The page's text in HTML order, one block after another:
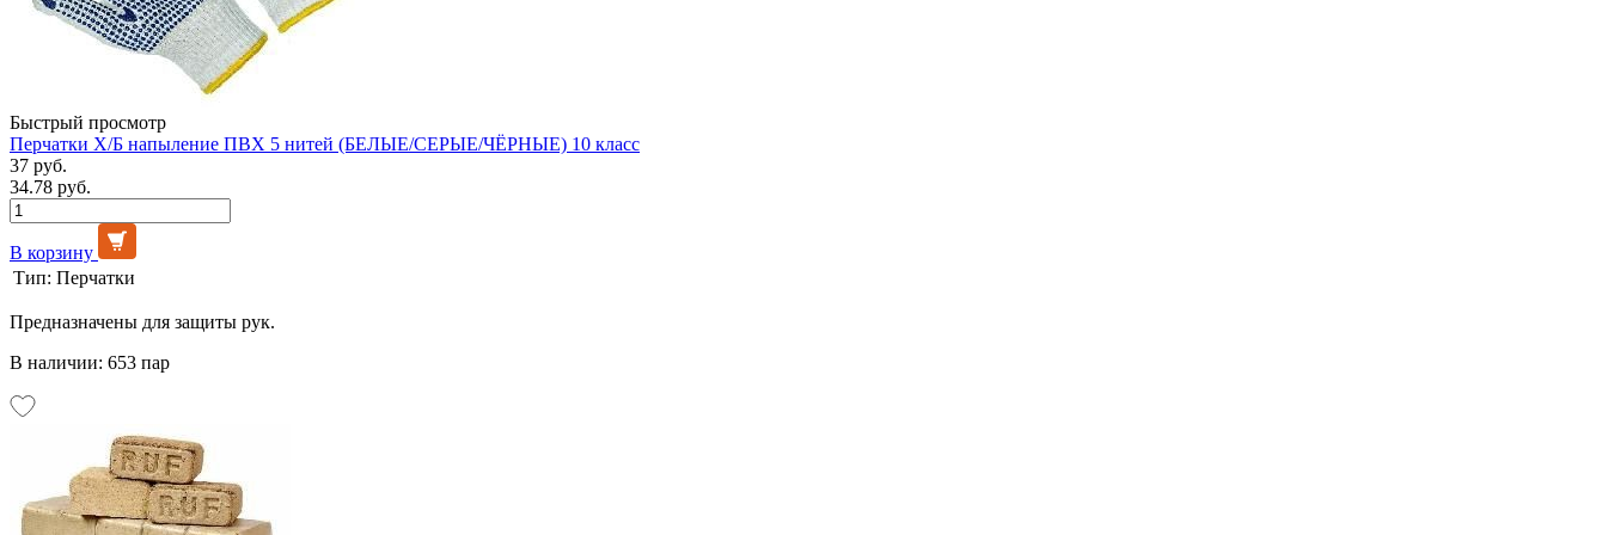
Быстрый просмотр
Перчатки Х/Б напыление ПВХ 5 нитей (БЕЛЫЕ/СЕРЫЕ/ЧЁРНЫЕ) 10 класс
37 руб.
34.78 руб.
В корзину
Тип: Перчатки
Предназначены для защиты рук.
В наличии: 653 пар